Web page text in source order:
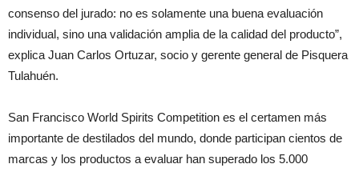
consenso del jurado: no es solamente una buena evaluación
individual, sino una validación amplia de la calidad del producto”,
explica Juan Carlos Ortuzar, socio y gerente general de Pisquera
Tulahuén.
San Francisco World Spirits Competition es el certamen más
importante de destilados del mundo, donde participan cientos de
marcas y los productos a evaluar han superado los 5.000